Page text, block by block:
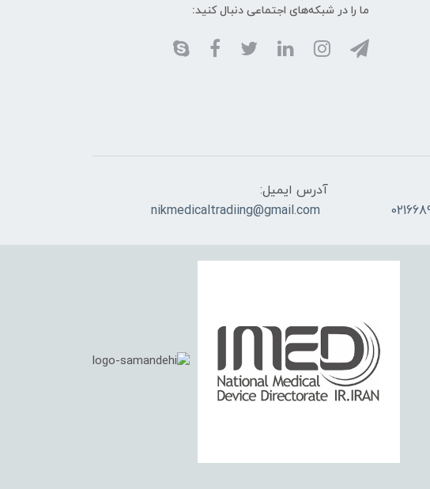
ما را در شبکه‌های اجتماعی دنبال کنید:
آدرس ایمیل:
nikmedicaltradiing@gmail.com